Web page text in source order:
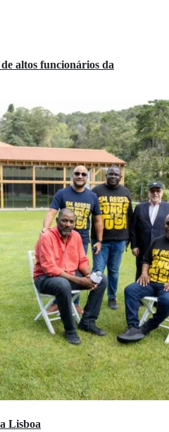
altos funcionários da
Lisboa